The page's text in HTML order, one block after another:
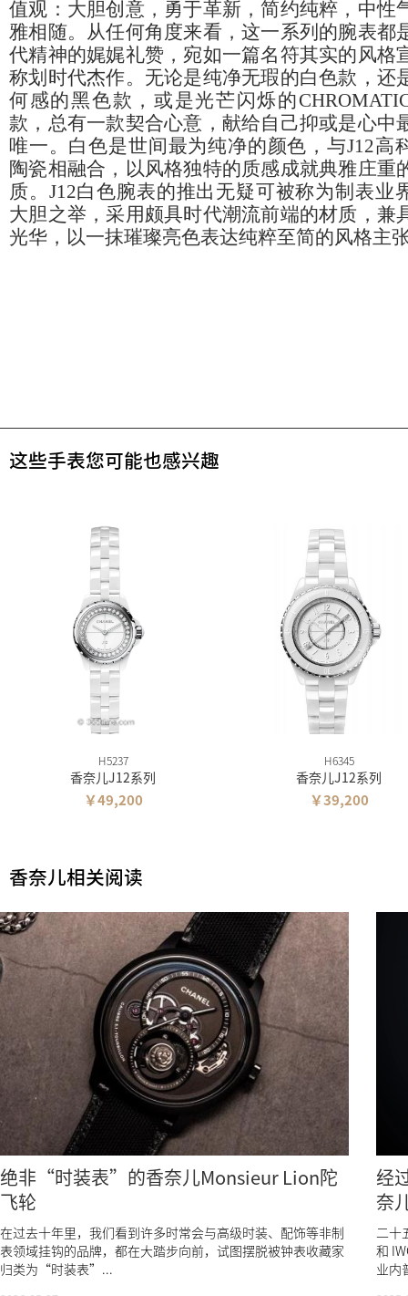
值观：大胆创意，勇于革新，简约纯粹，中性
雅相随。从任何角度来看，这一系列的腕表都
代精神的娓娓礼赞，宛如一篇名符其实的风格
称划时代杰作。无论是纯净无瑕的白色款，还
何感的黑色款，或是光芒闪烁的
款，总有一款契合心意，献给自己抑或是心中
唯一。白色是世间最为纯净的颜色，与J12高
陶瓷相融合，以风格独特的质感成就典雅庄重
质。J12白色腕表的推出无疑可被称为制表业
大胆之举，采用颇具时代潮流前端的材质，兼
光华，以一抹璀璨亮色表达纯粹至简的风格主
这些手表您可能也感兴趣
H5237
香奈儿J12系列
￥49,200
H6345
香奈儿J12系列
￥39,200
香奈儿相关阅读
绝非“时装表”的香奈儿Monsieur Lion陀
飞轮
在过去十年里，我们看到许多时常会与高级时装、配饰等非制
表领域挂钩的品牌，都在大踏步向前，试图摆脱被钟表收藏家
归类为“时装表”...
经
奈
二十
和
业内